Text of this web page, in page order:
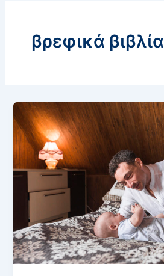
βρεφικά βιβλία